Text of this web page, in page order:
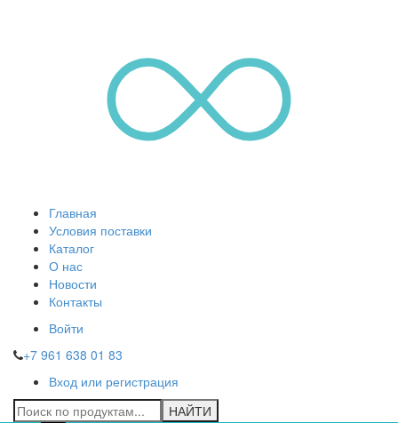
Главная
Условия поставки
Каталог
О нас
Новости
Контакты
Войти
+7 961 638 01 83
Вход или регистрация